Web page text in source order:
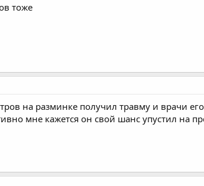
тоже
на разминке получил травму и врачи
мне кажется он свой шанс упустил на